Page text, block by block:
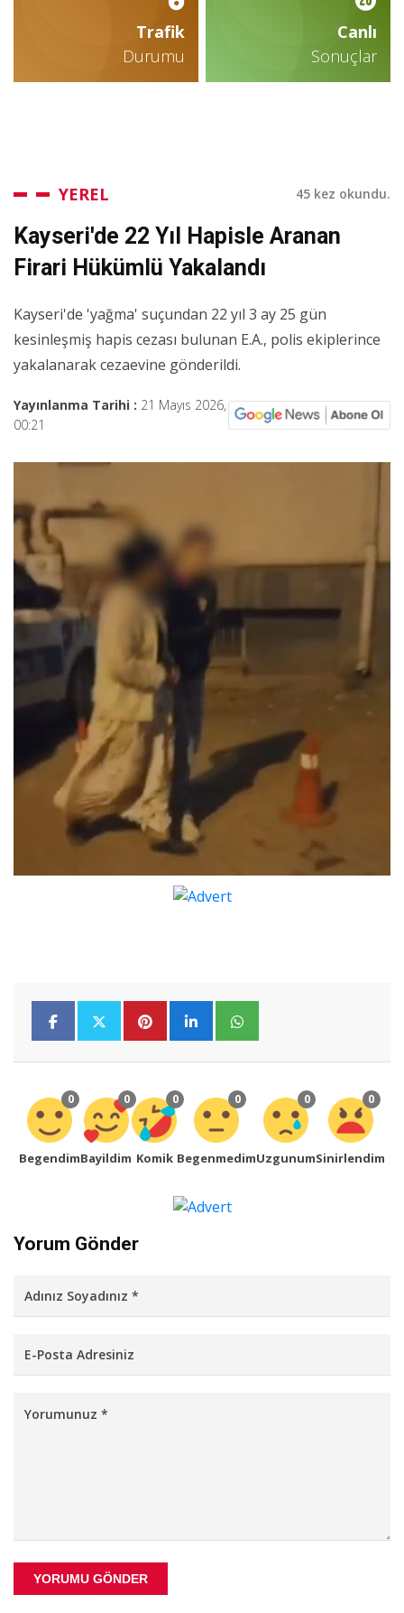
Trafik
Durumu
Canlı
Sonuçlar
YEREL 45 kez okundu.
Kayseri'de 22 Yıl Hapisle Aranan
Firari Hükümlü Yakalandı
Kayseri'de 'yağma' suçundan 22 yıl 3 ay 25 gün
kesinleşmiş hapis cezası bulunan E.A., polis ekiplerince
yakalanarak cezaevine gönderildi.
Yayınlanma Tarihi : 21 Mayıs 2026,
00:21
0
Begendim
0
Bayildim
0
Komik
0
Begenmedim
0
Uzgunum
0
Sinirlendim
Yorum Gönder
YORUMU GÖNDER